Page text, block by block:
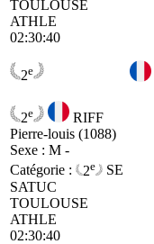
TOULOUSE
ATHLE
02:30:40
2e
2e
RIFF
Pierre-louis (1088)
Sexe : M -
Catégorie :
2e
SE
SATUC
TOULOUSE
ATHLE
02:30:40